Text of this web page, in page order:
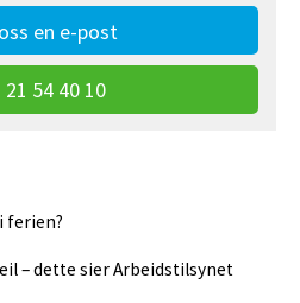
en e-post
21 54 40 10
ferien?
– dette sier Arbeidstilsynet